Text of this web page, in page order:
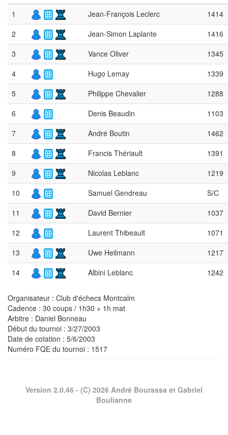
1 Jean-François Leclerc
1414
2
Jean-Simon Laplante
1416
3
Vance Oliver
1345
4
Hugo Lemay
1339
5
Philippe Chevalier
1288
6
Denis Beaudin
1103
7
André Boutin
1462
8
Francis Thériault
1391
9
Nicolas Leblanc
1219
10
Samuel Gendreau
S/C
11
David Bernier
1037
12
Laurent Thibeault
1071
13
Uwe Heilmann
1217
14
Albini Leblanc 1242
Organisateur : Club d'échecs Montcalm
Cadence : 30 coups / 1h30 + 1h mat
Arbitre : Daniel Bonneau
Début du tournoi : 3/27/2003
Date de cotation : 5/6/2003
Numéro FQE du tournoi : 1517
Version 2.0.46 - (C) 2026 André Bourassa et Gabriel
Boulianne